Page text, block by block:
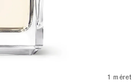
1 méret